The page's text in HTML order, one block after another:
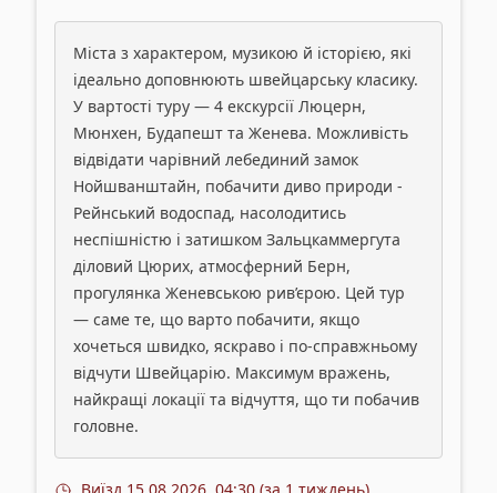
Міста з характером, музикою й історією, які
ідеально доповнюють швейцарську класику.
У вартості туру — 4 екскурсії Люцерн,
Мюнхен, Будапешт та Женева. Можливість
відвідати чарівний лебединий замок
Нойшванштайн, побачити диво природи -
Рейнський водоспад, насолодитись
неспішністю і затишком Зальцкаммергута
діловий Цюрих, атмосферний Берн,
прогулянка Женевською рив’єрою. Цей тур
— саме те, що варто побачити, якщо
хочеться швидко, яскраво і по-справжньому
відчути Швейцарію. Максимум вражень,
найкращі локації та відчуття, що ти побачив
головне.